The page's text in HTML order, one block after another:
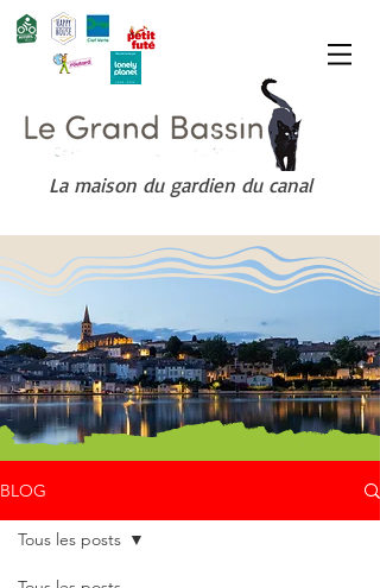
La maison du gardien du canal
BLOG
Tous les posts